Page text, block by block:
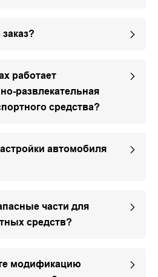
работает
развлекательная
средства?
автомобиля
части для
средств?
модификацию